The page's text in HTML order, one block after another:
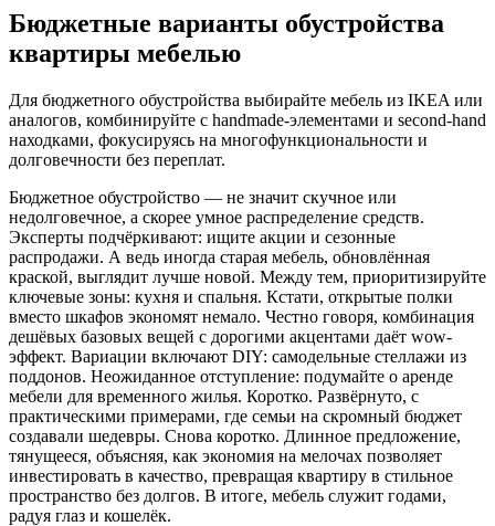
Бюджетные варианты обустройства
квартиры мебелью
Для бюджетного обустройства выбирайте мебель из IKEA или
аналогов, комбинируйте с handmade-элементами и second-hand
находками, фокусируясь на многофункциональности и
долговечности без переплат.
Бюджетное обустройство — не значит скучное или
недолговечное, а скорее умное распределение средств.
Эксперты подчёркивают: ищите акции и сезонные
распродажи. А ведь иногда старая мебель, обновлённая
краской, выглядит лучше новой. Между тем, приоритизируйте
ключевые зоны: кухня и спальня. Кстати, открытые полки
вместо шкафов экономят немало. Честно говоря, комбинация
дешёвых базовых вещей с дорогими акцентами даёт wow-
эффект. Вариации включают DIY: самодельные стеллажи из
поддонов. Неожиданное отступление: подумайте о аренде
мебели для временного жилья. Коротко. Развёрнуто, с
практическими примерами, где семьи на скромный бюджет
создавали шедевры. Снова коротко. Длинное предложение,
тянущееся, объясняя, как экономия на мелочах позволяет
инвестировать в качество, превращая квартиру в стильное
пространство без долгов. В итоге, мебель служит годами,
радуя глаз и кошелёк.